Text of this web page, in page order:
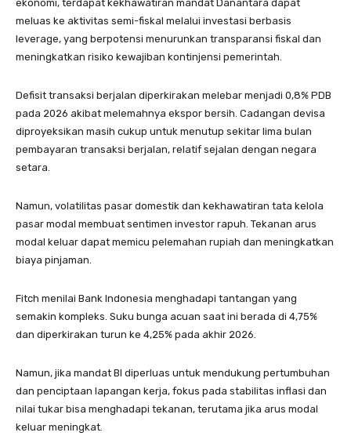
ekonomi, terdapat kekhawatiran mandat Danantara dapat
meluas ke aktivitas semi-fiskal melalui investasi berbasis
leverage, yang berpotensi menurunkan transparansi fiskal dan
meningkatkan risiko kewajiban kontinjensi pemerintah.
Defisit transaksi berjalan diperkirakan melebar menjadi 0,8% PDB
pada 2026 akibat melemahnya ekspor bersih. Cadangan devisa
diproyeksikan masih cukup untuk menutup sekitar lima bulan
pembayaran transaksi berjalan, relatif sejalan dengan negara
setara.
Namun, volatilitas pasar domestik dan kekhawatiran tata kelola
pasar modal membuat sentimen investor rapuh. Tekanan arus
modal keluar dapat memicu pelemahan rupiah dan meningkatkan
biaya pinjaman.
Fitch menilai Bank Indonesia menghadapi tantangan yang
semakin kompleks. Suku bunga acuan saat ini berada di 4,75%
dan diperkirakan turun ke 4,25% pada akhir 2026.
Namun, jika mandat BI diperluas untuk mendukung pertumbuhan
dan penciptaan lapangan kerja, fokus pada stabilitas inflasi dan
nilai tukar bisa menghadapi tekanan, terutama jika arus modal
keluar meningkat.